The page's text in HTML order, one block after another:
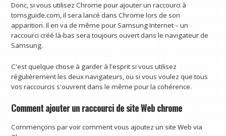
Donc, si vous utilisez Chrome pour ajouter un raccourci à
tomsguide.com, il sera lancé dans Chrome lors de son
apparition. Il en va de même pour Samsung Internet – un
raccourci créé là-bas sera toujours ouvert dans le navigateur de
Samsung.
C'est quelque chose à garder à l'esprit si vous utilisez
régulièrement les deux navigateurs, ou si vous voulez que tous
vos raccourcis s'ouvrent dans le même pour la cohérence.
Comment ajouter un raccourci de site Web chrome
Commençons par voir comment vous ajoutez un site Web via